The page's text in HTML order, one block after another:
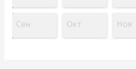
Сен Окт Ноя